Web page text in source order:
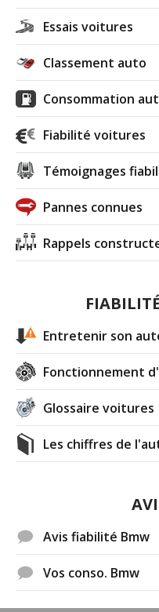
Essais voitures
Classement auto
Consommation
Fiabilité voitures
Témoignages
Pannes connues
Rappels
Entretenir son
Fonctionnement
Glossaire voitures
Les chiffres de
Avis fiabilité Bmw
Vos conso. Bmw